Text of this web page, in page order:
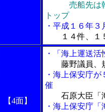
売船先は
トップ
・平成１６年
１４件、１
【4面】
・「海上運送
藤野議員、
・海上保安庁
催
石原大臣「
・海上保安庁